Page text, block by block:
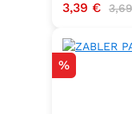
3,39 €
Rabatt
%